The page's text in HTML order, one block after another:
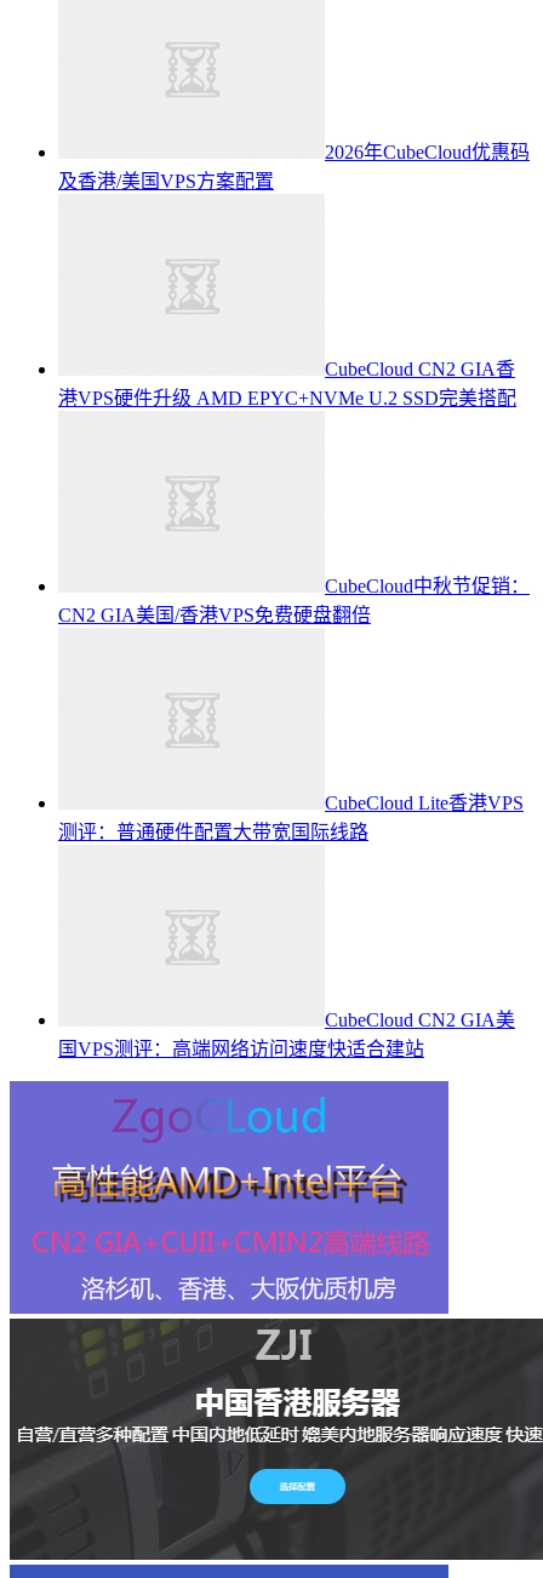
2026年CubeCloud优惠码
及香港/美国VPS方案配置
CubeCloud CN2 GIA香
港VPS硬件升级 AMD EPYC+NVMe U.2 SSD完美搭配
CubeCloud中秋节促销：
CN2 GIA美国/香港VPS免费硬盘翻倍
CubeCloud Lite香港VPS
测评：普通硬件配置大带宽国际线路
CubeCloud CN2 GIA美
国VPS测评：高端网络访问速度快适合建站